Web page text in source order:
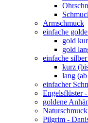
Armschmuck
einfache
gold
gold
einfache
kurz
lang
einfacher
Engelsflüster
goldene
Naturschmuck
Pilgrim -